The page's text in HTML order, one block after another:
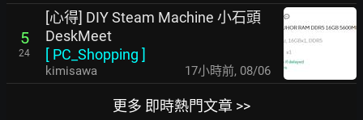
5
24
[心得] DIY Steam Machine 小石頭
DeskMeet
[ PC_Shopping ]
kimisawa 17小時前, 08/06
更多 即時熱門文章 >>